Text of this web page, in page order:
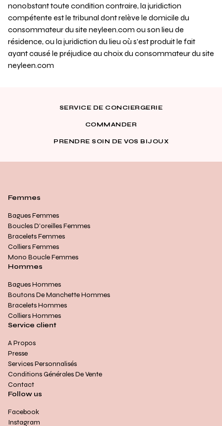
nonobstant toute condition contraire, la juridiction
compétente est le tribunal dont relève le domicile du
consommateur du site neyleen.com ou son lieu de
résidence, ou la juridiction du lieu où s’est produit le fait
ayant causé le préjudice au choix du consommateur du site
neyleen.com
SERVICE DE CONCIERGERIE
COMMANDER
PRENDRE SOIN DE VOS BIJOUX
Femmes
Bagues Femmes
Boucles D’oreilles Femmes
Bracelets Femmes
Colliers Femmes
Mono Boucle Femmes
Hommes
Bagues Hommes
Boutons De Manchette Hommes
Bracelets Hommes
Colliers Hommes
Service client
A Propos
Presse
Services Personnalisés
Conditions Générales De Vente
Contact
Follow us
Facebook
Instagram